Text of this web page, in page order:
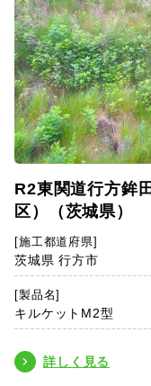
R2東関道行方鉾
区）（茨城県）
[施工都道府県]
茨城県 行方市
[製品名]
キルケットM2型
詳しく見る